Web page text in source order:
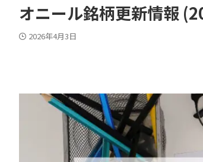
オニール銘柄更新情報
2026年4月3日